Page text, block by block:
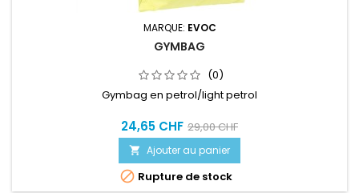
MARQUE: EVOC
GYMBAG
(0)
Gymbag en petrol/light petrol
24,65 CHF 29,00 CHF
 Ajouter au panier
 Rupture de stock